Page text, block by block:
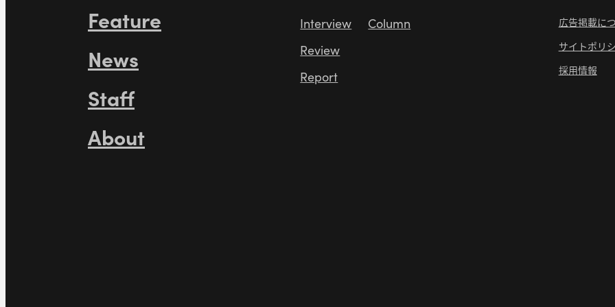
Feature
News
Staff
About
Interview
Review
Report
Column
広告掲載に
サイトポリ
採用情報